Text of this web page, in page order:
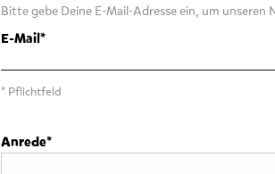
Bitte gebe Deine E-Mail-Adresse ein, um unseren
E-Mail
* Pflichtfeld
Anrede